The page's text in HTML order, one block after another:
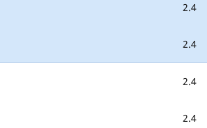
2.4
2.4
2.4
2.4